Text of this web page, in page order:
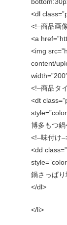
<dl
<!–商品画
<a
<img
content/
<!–商品タ
<dt
博多もつ鍋
<!–味付け
<dd
鍋さっぱ
</dl>
</li>